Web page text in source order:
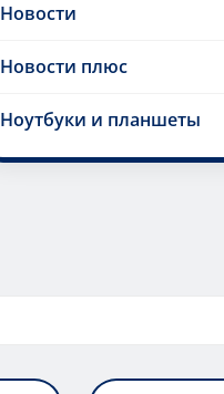
Новости
Новости плюс
Ноутбуки и планшеты